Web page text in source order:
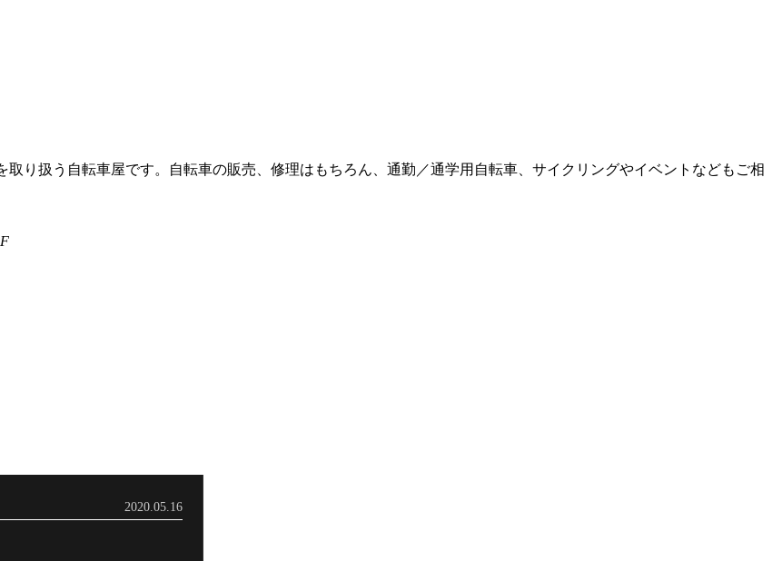
り扱う自転車屋です。自転車の販売、修理はもちろん、通勤／通学用自転車、サイクリングやイベントなどもご相
2020.05.16